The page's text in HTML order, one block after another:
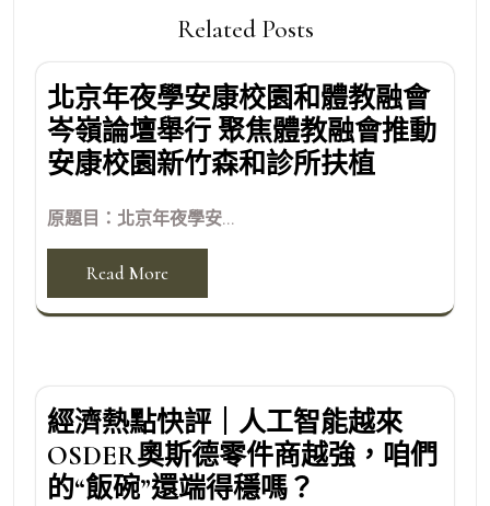
Related Posts
北京年夜學安康校園和體教融會
岑嶺論壇舉行 聚焦體教融會推動
安康校園新竹森和診所扶植
原題目：北京年夜學安...
Read More
經濟熱點快評｜人工智能越來
OSDER奧斯德零件商越強，咱們
的“飯碗”還端得穩嗎？